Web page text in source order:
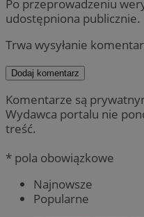
Po przeprowadzeniu
udostępniona publicznie.
Trwa wysyłanie
Dodaj komentarz
Komentarze są
Wydawca portalu nie
treść.
* pola obowiązkowe
Najnowsze
Popularne